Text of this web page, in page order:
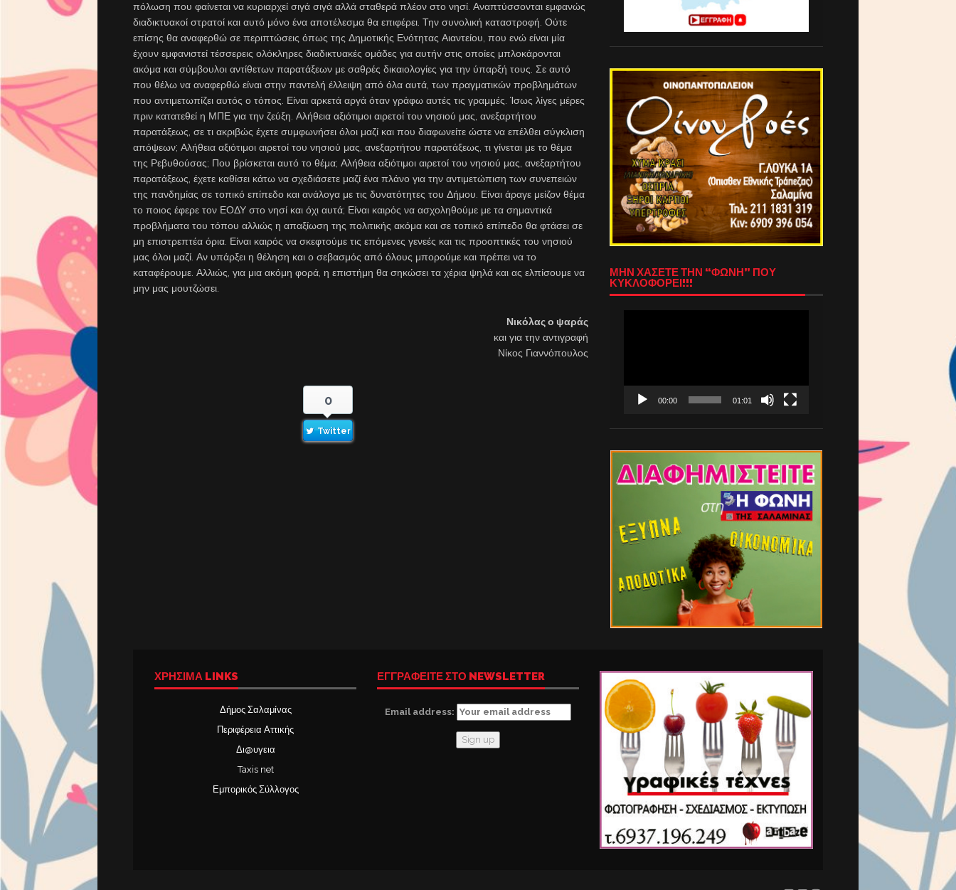
πόλωση που φαίνεται να κυριαρχεί σιγά σιγά αλλά σταθερά πλέον στο νησί. Αναπτύσσονται εμφανώς
διαδικτυακοί στρατοί και αυτό μόνο ένα αποτέλεσμα θα επιφέρει. Την συνολική καταστροφή. Ούτε
επίσης θα αναφερθώ σε περιπτώσεις όπως της Δημοτικής Ενότητας Αιαντείου, που ενώ είναι μία
έχουν εμφανιστεί τέσσερεις ολόκληρες διαδικτυακές ομάδες για αυτήν στις οποίες μπλοκάρονται
ακόμα και σύμβουλοι αντίθετων παρατάξεων με σαθρές δικαιολογίες για την ύπαρξή τους. Σε αυτό
που θέλω να αναφερθώ είναι στην παντελή έλλειψη από όλα αυτά, των πραγματικών προβλημάτων
που αντιμετωπίζει αυτός ο τόπος. Είναι αρκετά αργά όταν γράφω αυτές τις γραμμές. Ίσως λίγες μέρες
πριν κατατεθεί η ΜΠΕ για την ζεύξη. Αλήθεια αξιότιμοι αιρετοί του νησιού μας, ανεξαρτήτου
παρατάξεως, σε τι ακριβώς έχετε συμφωνήσει όλοι μαζί και που διαφωνείτε ώστε να επέλθει σύγκλιση
απόψεων; Αλήθεια αξιότιμοι αιρετοί του νησιού μας, ανεξαρτήτου παρατάξεως, τι γίνεται με το θέμα
της Ρεβυθούσας; Που βρίσκεται αυτό το θέμα; Αλήθεια αξιότιμοι αιρετοί του νησιού μας, ανεξαρτήτου
παρατάξεως, έχετε καθίσει κάτω να σχεδιάσετε μαζί ένα πλάνο για την αντιμετώπιση των συνεπειών
της πανδημίας σε τοπικό επίπεδο και ανάλογα με τις δυνατότητες του Δήμου. Είναι άραγε μείζον θέμα
το ποιος έφερε τον ΕΟΔΥ στο νησί και όχι αυτά; Είναι καιρός να ασχοληθούμε με τα σημαντικά
προβλήματα του τόπου αλλιώς η απαξίωση της πολιτικής ακόμα και σε τοπικό επίπεδο θα φτάσει σε
μη επιστρεπτέα όρια. Είναι καιρός να σκεφτούμε τις επόμενες γενεές και τις προοπτικές του νησιού
μας όλοι μαζί. Αν υπάρξει η θέληση και ο σεβασμός από όλους μπορούμε και πρέπει να το
καταφέρουμε. Αλλιώς, για μια ακόμη φορά, η επιστήμη θα σηκώσει τα χέρια ψηλά και ας ελπίσουμε να
μην μας μουτζώσει.
Νικόλας ο ψαράς
και για την αντιγραφή
Νίκος Γιαννόπουλος
0
Twitter
ΜΗΝ ΧΑΣΕΤΕ ΤΗΝ “ΦΩΝΗ” ΠΟΥ
ΚΥΚΛΟΦΟΡΕΙ!!!
00:00 01:01
ΧΡΉΣΙΜΑ LINKS
Δήμος Σαλαμίνας
Περιφέρεια Αττικής
Δι@υγεια
Taxis net
Εμπορικός Σύλλογος
ΕΓΓΡΑΦΕΙΤΕ ΣΤΟ NEWSLETTER
Email address: